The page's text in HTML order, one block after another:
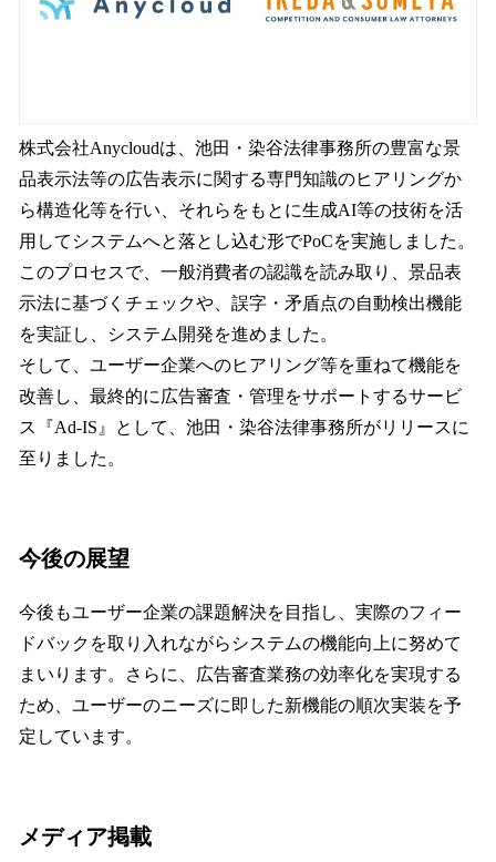
株式会社Anycloudは、池田・染谷法律事務所の豊富な景
品表示法等の広告表示に関する専門知識のヒアリングか
ら構造化等を行い、それらをもとに生成AI等の技術を活
用してシステムへと落とし込む形でPoCを実施しました。
このプロセスで、一般消費者の認識を読み取り、景品表
示法に基づくチェックや、誤字・矛盾点の自動検出機能
を実証し、システム開発を進めました。
そして、ユーザー企業へのヒアリング等を重ねて機能を
改善し、最終的に広告審査・管理をサポートするサービ
ス『Ad-IS』として、池田・染谷法律事務所がリリースに
至りました。
今後の展望
今後もユーザー企業の課題解決を目指し、実際のフィー
ドバックを取り入れながらシステムの機能向上に努めて
まいります。さらに、広告審査業務の効率化を実現する
ため、ユーザーのニーズに即した新機能の順次実装を予
定しています。
メディア掲載